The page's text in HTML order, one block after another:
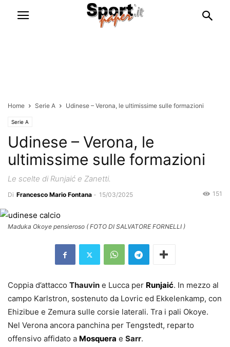
Home Serie A Udinese – Verona, le ultimissime sulle formazioni
Serie A
Udinese – Verona, le
ultimissime sulle formazioni
Le scelte di Runjaić e Zanetti.
Di Francesco Mario Fontana - 15/03/2025 151
Maduka Okoye pensieroso ( FOTO DI SALVATORE FORNELLI )
Coppia d’attacco Thauvin e Lucca per Runjaić. In mezzo al
campo Karlstron, sostenuto da Lovric ed Ekkelenkamp, con
Ehizibue e Zemura sulle corsie laterali. Tra i pali Okoye.
Nel Verona ancora panchina per Tengstedt, reparto
offensivo affidato a Mosquera e Sarr.